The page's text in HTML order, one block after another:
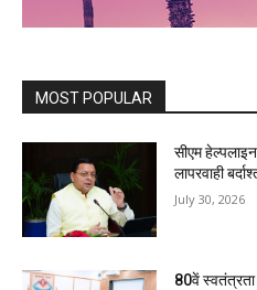
MOST POPULAR
सीएम
लापरवाही
July 30, 2026
80वें स्वतंत्रता